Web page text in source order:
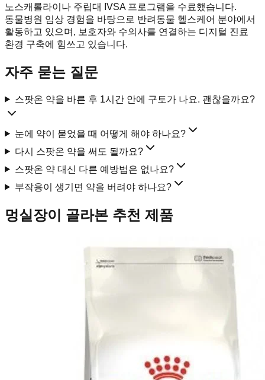
노스캐롤라이나 주립대 IVSA 프로그램을 수료했습니다.
동물병원 임상 경험을 바탕으로 반려동물 헬스케어 분야에서
활동하고 있으며, 보호자와 수의사를 연결하는 디지털 진료
환경 구축에 힘쓰고 있습니다.
자주 묻는 질문
스팟온 약을 바른 후 1시간 안에 구토가 나요. 괜찮을까요?
눈에 약이 묻었을 때 어떻게 해야 하나요?
다시 스팟온 약을 써도 될까요?
스팟온 약 대신 다른 예방법은 없나요?
부작용이 생기면 약을 버려야 하나요?
멍실장이 골라본 추천 제품